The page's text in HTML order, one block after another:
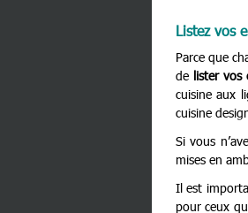
Listez vos
Parce que
de lister vos
cuisine aux
cuisine
Si vous
mises en
Il est
pour ceux